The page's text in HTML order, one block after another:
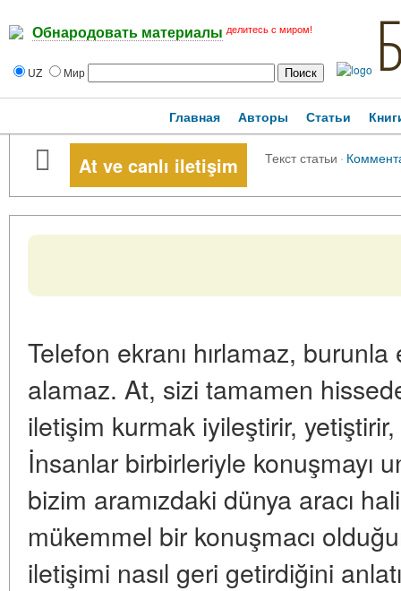
Обнародовать материалы делитесь с миром!
UZ Мир
Главная Авторы Статьи
At ve canlı iletişim Текст статьи ·
Telefon ekranı hırlamaz,
alamaz. At, sizi tamamen
iletişim kurmak iyileştirir,
İnsanlar birbirleriyle konuşmayı
bizim aramızdaki dünya aracı
mükemmel bir konuşmacı
iletişimi nasıl geri getirdiğini